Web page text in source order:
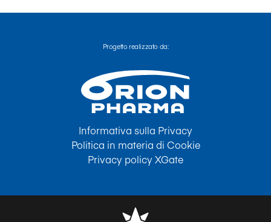
Progetto realizzato da:
Informativa sulla Privacy
Politica in materia di Cookie
Privacy policy XGate